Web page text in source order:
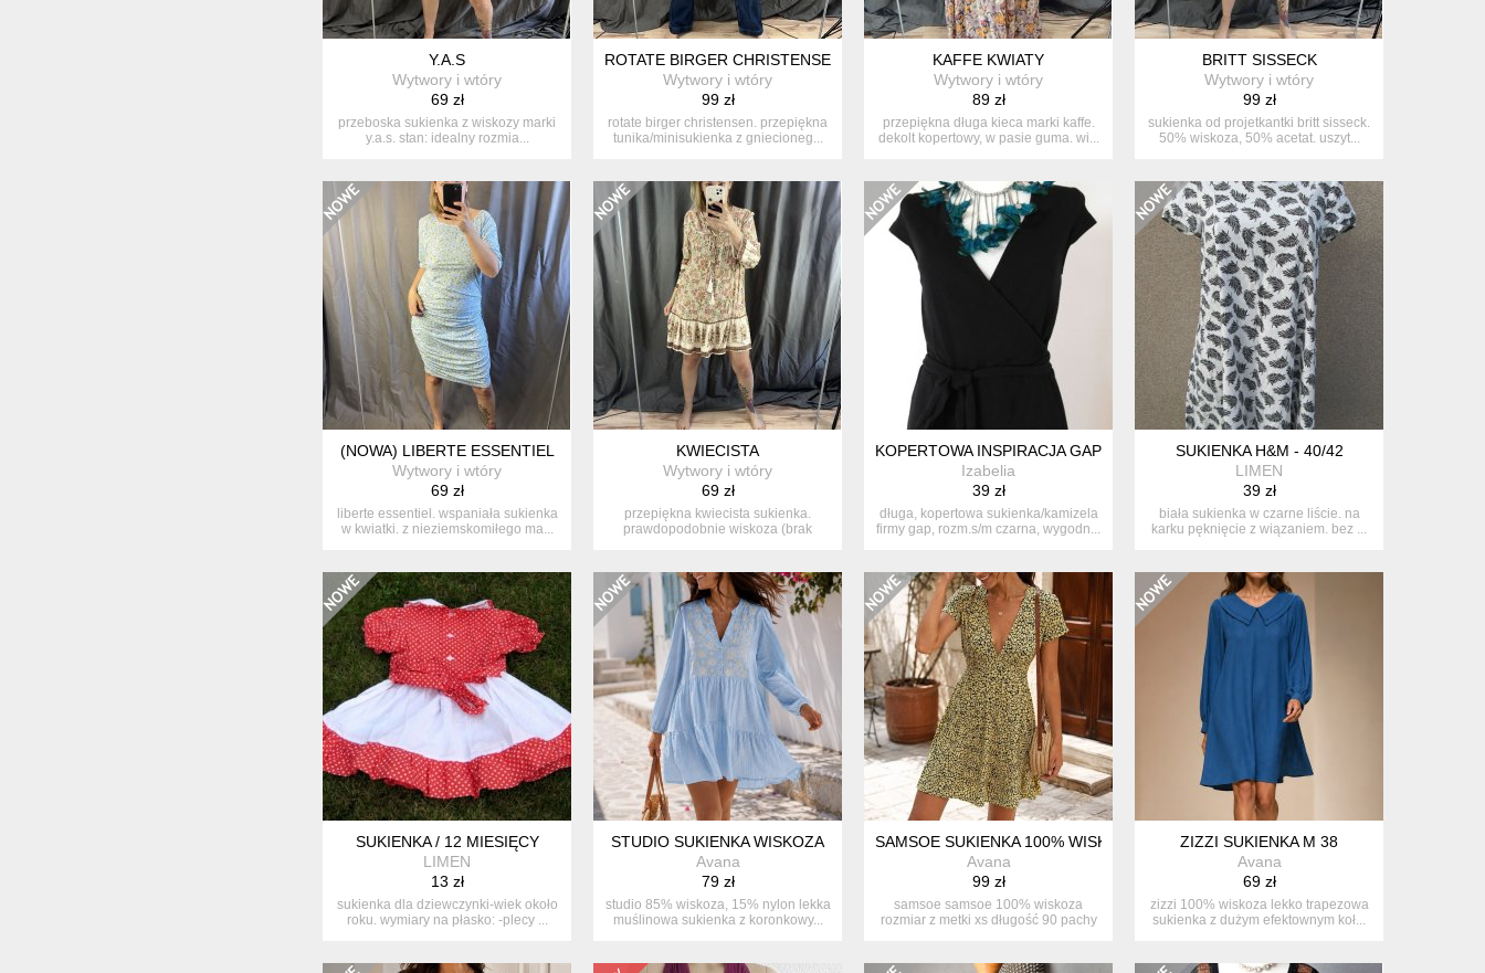
Y.A.S
Wytwory i wtóry
69 zł
przeboska sukienka z wiskozy marki
y.a.s. stan: idealny rozmia...
ROTATE BIRGER CHRISTENSEN
Wytwory i wtóry
99 zł
rotate birger christensen. przepiękna
tunika/minisukienka z gniecioneg...
KAFFE KWIATY
Wytwory i wtóry
89 zł
przepiękna długa kieca marki kaffe.
dekolt kopertowy, w pasie guma. wi...
BRITT SISSECK
Wytwory i wtóry
99 zł
sukienka od projetkantki britt sisseck.
50% wiskoza, 50% acetat. uszyt...
(NOWA) LIBERTE ESSENTIEL
Wytwory i wtóry
69 zł
liberte essentiel. wspaniała sukienka
w kwiatki. z nieziemskomiłego ma...
KWIECISTA
Wytwory i wtóry
69 zł
przepiękna kwiecista sukienka.
prawdopodobnie wiskoza (brak
KOPERTOWA INSPIRACJA GAP ORAZ
Izabelia
39 zł
długa, kopertowa sukienka/kamizela
firmy gap, rozm.s/m czarna, wygodn...
SUKIENKA H&M - 40/42
LIMEN
39 zł
biała sukienka w czarne liście. na
karku pęknięcie z wiązaniem. bez ...
SUKIENKA / 12 MIESIĘCY
LIMEN
13 zł
sukienka dla dziewczynki-wiek około
roku. wymiary na płasko: -plecy ...
STUDIO SUKIENKA WISKOZA
Avana
79 zł
studio 85% wiskoza, 15% nylon lekka
muślinowa sukienka z koronkowy...
SAMSOE SUKIENKA 100% WISKOZA (F, VM, VW)
Avana
99 zł
samsoe samsoe 100% wiskoza
rozmiar z metki xs długość 90 pachy
ZIZZI SUKIENKA M 38
Avana
69 zł
zizzi 100% wiskoza lekko trapezowa
sukienka z dużym efektownym koł...